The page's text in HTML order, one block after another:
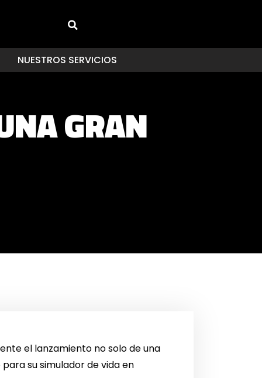
NUESTROS SERVICIOS
GRAN
el lanzamiento no solo de una
su simulador de vida en